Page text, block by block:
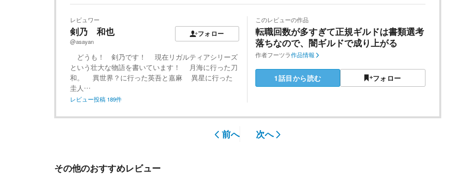
レビュワー
剣乃 和也
@asayan
フォロー
どうも！ 剣乃です！ 現在リガルティアシリーズ
という壮大な物語を書いています！ 月海に行った刀
和。 異世界？に行った英吾と嘉麻 異星に行った
圭人…
レビュー投稿 189件
このレビューの作品
転職回数が多すぎて正規ギルドは書類選考
落ちなので、闇ギルドで成り上がる
作者フーツラ作品情報
1話目から読む フォロー
前へ 次へ
その他のおすすめレビュー